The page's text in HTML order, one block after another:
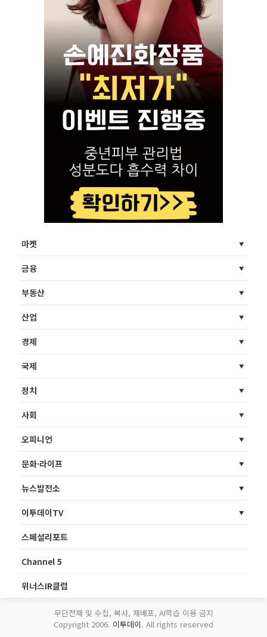
마켓
금융
부동산
산업
경제
국제
정치
사회
오피니언
문화·라이프
뉴스발전소
이투데이TV
스페셜리포트
Channel 5
위너스IR클럽
무단전재 및 수집, 복사, 재배포, AI학습 이용 금지
Copyright 2006. 이투데이. All rights reserved